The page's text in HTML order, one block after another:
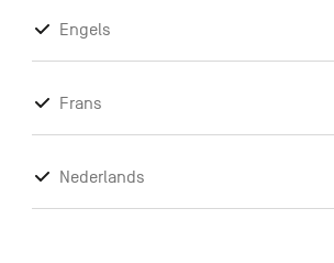
Engels
Frans
Nederlands